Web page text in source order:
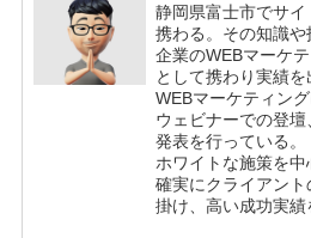
静岡県富士市でサ
携わる。その知識
企業のWEBマーケ
として携わり実績を
WEBマーケティン
ウェビナーでの登
発表を行っている。
ホワイトな施策を
確実にクライアン
掛け、高い成功実績